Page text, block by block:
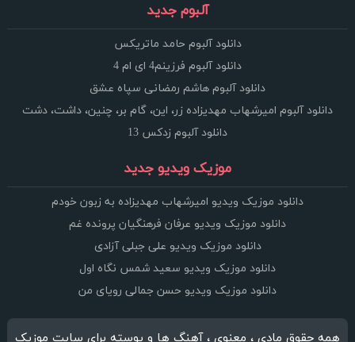
آلبوم جدید
دانلود آلبوم حامد ماتریکس
دانلود آلبوم فرزینم4 ای ام 4
دانلود آلبوم هاشم رمضانی سپاه عشق
دانلود آلبوم امیرشهاب مهدیزاده زر، این، گام بر، چنین، داشت، دشت
دانلود آلبوم زدکس 13
موزیک ویدیو جدید
دانلود موزیک ویدیو امیرشهاب مهدیزاده به زبون خودم
دانلود موزیک ویدیو عرفان فرهنگیان پرونده غم
دانلود موزیک ویدیو علی جبلی آزادی
دانلود موزیک ویدیو سعید شمس نگاه اول
دانلود موزیک ویدیو حسن جمالی رویای من
همه حقوق مادی ، معنوی ، آهنگ ها و پوسته برای سایت موزیک